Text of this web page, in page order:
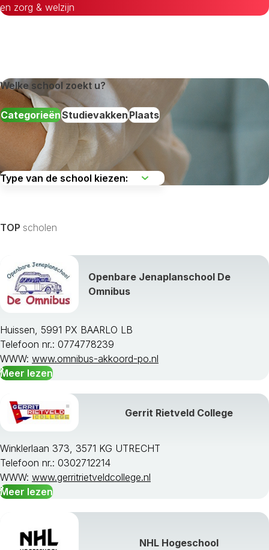
en zorg & welzijn
Welke school zoekt u?
CategorieënStudievakkenPlaats
Alle studievakken weergeven »
TOP scholen
Openbare Jenaplanschool De
Omnibus
Huissen, 5991 PX BAARLO LB
Telefoon nr.: 0774778239
WWW: www.omnibus-akkoord-po.nl
Meer lezen
Gerrit Rietveld College
Winklerlaan 373, 3571 KG UTRECHT
Telefoon nr.: 0302712214
WWW: www.gerritrietveldcollege.nl
Meer lezen
NHL Hogeschool